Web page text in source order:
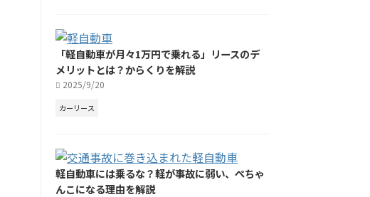
「軽自動車が月々1万円で乗れる」リースのデ
メリットとは？からくりを解説
2025/9/20
カーリース
軽自動車には乗るな？軽が事故に弱い、ぺちゃ
んこになる理由を解説